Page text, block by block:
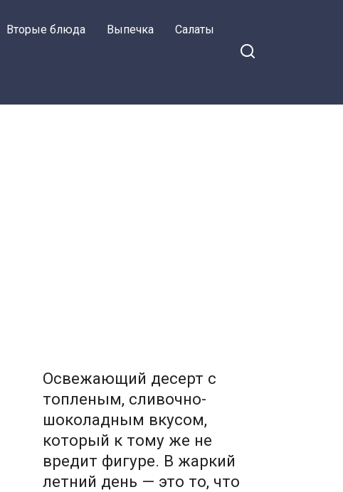
Вторые блюда Выпечка Салаты
Освежающий десерт с
топленым, сливочно-
шоколадным вкусом,
который к тому же не
вредит фигуре. В жаркий
летний день — это то, что